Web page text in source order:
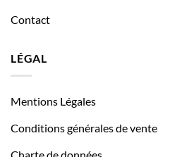
Contact
LÉGAL
Mentions Légales
Conditions générales de vente
Charte de données